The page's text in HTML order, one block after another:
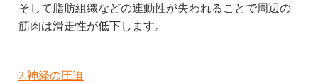
そして脂肪組織などの連動性が失われることで周辺の
筋肉は滑走性が低下します。
2.神経の圧迫